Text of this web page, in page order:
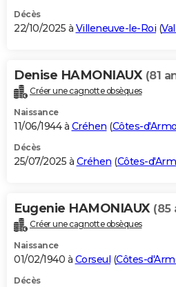
S'inscrire
Se connecter
Lycées
Collèges
Primaires
Universités
Entreprises
Service militaire
Avis de recherche
AVIS DE DÉCÈS
Bricolage
Lifestyle
Culture
Sport
Auto
Television
Voyage
Cinema
Décès
22/10/2025 à Villeneuve-le-Roi (
Denise HAMONIAUX (81
Créer une cagnotte obsèques
Naissance
11/06/1944 à Créhen (Côtes-
Décès
25/07/2025 à Créhen (Côtes-
Eugenie HAMONIAUX (85
Créer une cagnotte obsèques
Naissance
01/02/1940 à Corseul (Côtes-
Décès